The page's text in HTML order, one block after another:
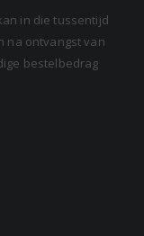
in die tussentijd
na ontvangst van
bestelbedrag